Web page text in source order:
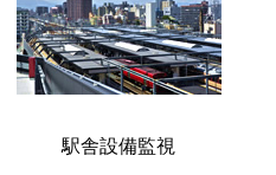
駅舎設備監視